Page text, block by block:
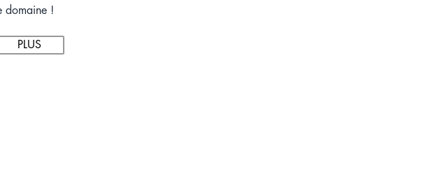
domaine !
PLUS